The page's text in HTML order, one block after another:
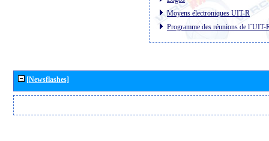
Moyens électroniques UIT-R
Programme des réunions de l´UIT-
[Newsflashes]